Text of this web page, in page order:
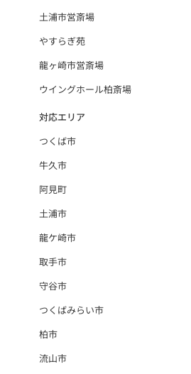
土浦市営斎場
やすらぎ苑
龍ヶ崎市営斎場
ウイングホール柏斎場
対応エリア
つくば市
牛久市
阿見町
土浦市
龍ケ崎市
取手市
守谷市
つくばみらい市
柏市
流山市